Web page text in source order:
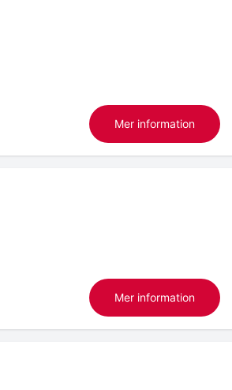
Mer information
Mer information